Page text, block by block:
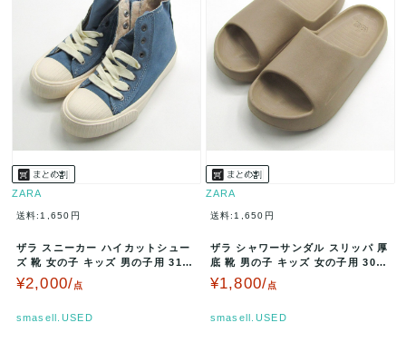
ZARA
送料:1,650円
ザラ スニーカー ハイカットシュー
ズ 靴 女の子 キッズ 男の子用 31サ
イズ ブルー/ホワイト Z…
¥2,000/点
smasell.USED
ZARA
送料:1,650円
ザラ シャワーサンダル スリッパ 厚
底 靴 男の子 キッズ 女の子用 30サ
イズ ベージュ ZARA…
¥1,800/点
smasell.USED